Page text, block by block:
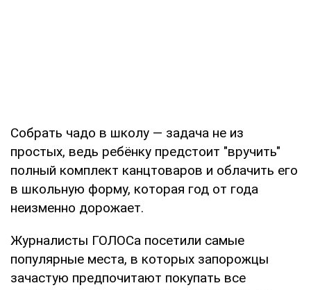
Собрать чадо в школу — задача не из
простых, ведь ребёнку предстоит "вручить"
полный комплект канцтоваров и облачить его
в школьную форму, которая год от года
неизменно дорожает.
Журналисты ГОЛОСа посетили самые
популярные места, в которых запорожцы
зачастую предпочитают покупать все